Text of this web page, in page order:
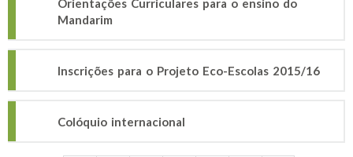
Orientações Curriculares para o ensino do
Mandarim
Inscrições para o Projeto Eco-Escolas 2015/16
Colóquio internacional